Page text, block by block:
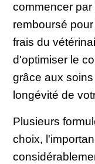
commencer par
remboursé
frais du
d'optimiser le
grâce aux
longévité de
Plusieurs
choix,